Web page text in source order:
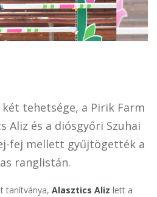
tehetsége, a Pirik Farm
Aliz és a diósgyőri Szuhai
fej mellett gyűjtögették a
ranglistán.
tanítványa, Alasztics Aliz lett a